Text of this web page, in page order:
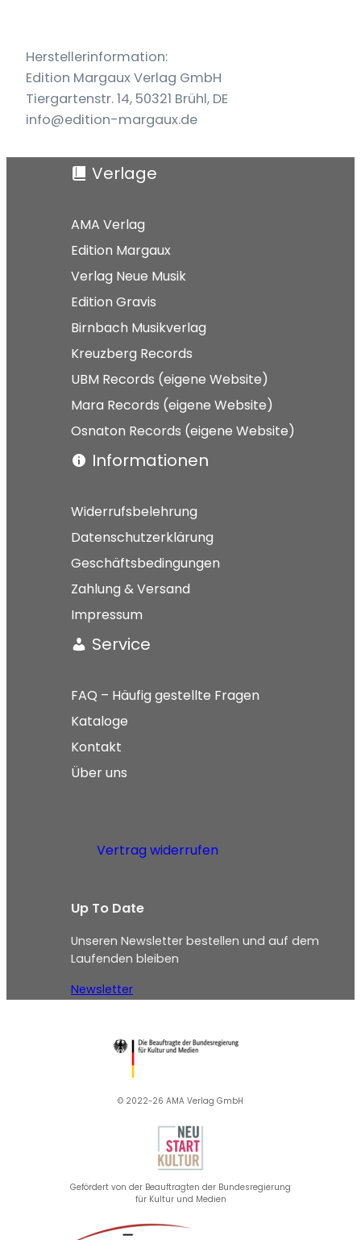
Herstellerinformation:
Edition Margaux Verlag GmbH
Tiergartenstr. 14, 50321 Brühl, DE
info@edition-margaux.de
Verlage
AMA Verlag
Edition Margaux
Verlag Neue Musik
Edition Gravis
Birnbach Musikverlag
Kreuzberg Records
UBM Records (eigene Website)
Mara Records (eigene Website)
Osnaton Records (eigene Website)
Informationen
Widerrufsbelehrung
Datenschutzerklärung
Geschäftsbedingungen
Zahlung & Versand
Impressum
Service
FAQ – Häufig gestellte Fragen
Kataloge
Kontakt
Über uns
Vertrag widerrufen
Up To Date
Unseren Newsletter bestellen und auf dem
Laufenden bleiben
Newsletter
© 2022-26 AMA Verlag GmbH​
Gefördert von der Beauftragten der Bundesregierung
für Kultur und Medien